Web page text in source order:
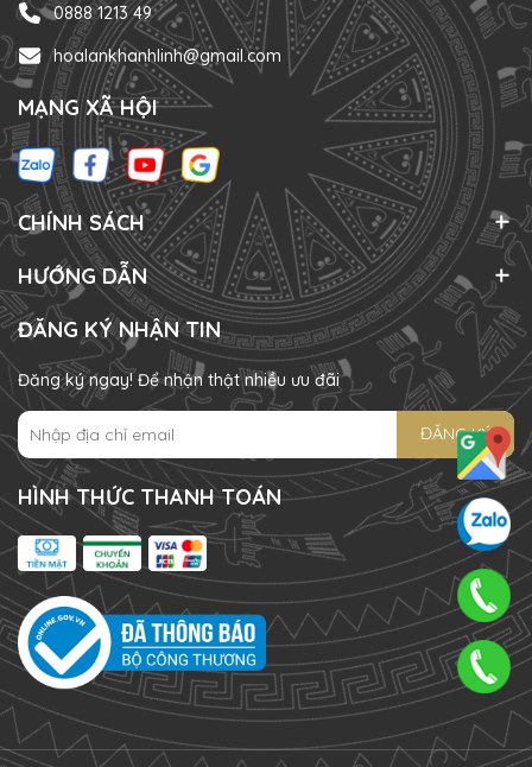
0888 1213 49
hoalankhanhlinh@gmail.com
MẠNG XÃ HỘI
CHÍNH SÁCH
HƯỚNG DẪN
ĐĂNG KÝ NHẬN TIN
Đăng ký ngay! Để nhận thật nhiều ưu đãi
ĐĂNG KÝ
HÌNH THỨC THANH TOÁN